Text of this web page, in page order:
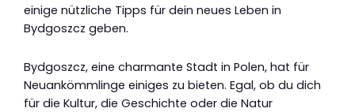
einige nützliche Tipps für dein neues Leben in
Bydgoszcz geben.
Bydgoszcz, eine charmante Stadt in Polen, hat für
Neuankömmlinge einiges zu bieten. Egal, ob du dich
für die Kultur, die Geschichte oder die Natur